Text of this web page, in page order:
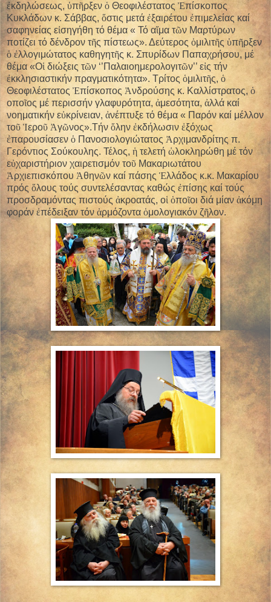
ἐκδηλώσεως, ὑπῆρξεν ὁ Θεοφιλέστατος Ἐπίσκοπος
Κυκλάδων κ. Σάββας, ὅστις μετά ἐξαιρέτου ἐπιμελείας καί
σαφηνείας εἰσηγήθη τό θέμα « Τό αἵμα τῶν Μαρτύρων
ποτίζει τό δένδρον τῆς πίστεως». Δεύτερος ὁμιλιτῆς ὑπῆρξεν
ὁ ἐλλογιμώτατος καθηγητῆς κ. Σπυρίδων Παπαχρήσου, μέ
θέμα «Οἱδιώξεις τῶν ‘’Παλαιοημερολογιτῶν’’ εἰς τήν
ἐκκλησιαστικήν πραγματικότητα». Τρίτος ὁμιλιτῆς, ὁ
Θεοφιλέστατος Ἐπίσκοπος Ἀνδρούσης κ. Καλλίστρατος, ὁ
οποῖος μέ περισσήν γλαφυρότητα, ἀμεσότητα, ἀλλά καί
νοηματικήν εὐκρίνειαν, ἀνέπτυξε τό θέμα « Παρόν καί μέλλον
τοῦ Ἱεροῦ Ἀγῶνος».Τήν ὅλην ἐκδήλωσιν ἐξόχως
ἐπαρουσίασεν ὁ Πανοσιολογιώτατος Ἀρχιμανδρίτης π.
Γερόντιος Σούκουλης. Τέλος, ἡ τελετή ὡλοκληρώθη μέ τόν
εὐχαριστήριον χαιρετισμόν τοῦ Μακαριωτάτου
Ἀρχιεπισκόπου Ἀθηνῶν καί πάσης Ἑλλάδος κ.κ. Μακαρίου
πρός ὅλους τούς συντελέσαντας καθώς ἐπίσης καί τούς
προσδραμόντας πιστούς ἀκροατάς, οἱ ὁποῖοι διά μίαν ἀκόμη
φοράν ἐπέδειξαν τόν ἁρμόζοντα ὁμολογιακόν ζῆλον.